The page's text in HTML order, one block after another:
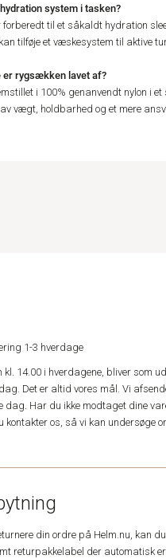
system i tasken?
til et såkaldt hydration
tilføje et væskesystem til aktive
er rygsækken lavet af?
i 100% genanvendt nylon i
vægt, holdbarhed og et mere
1-3 hverdage
kl. 14.00 i hverdagene, bliver som
Det er altid vores mål. Vi
dag. Har du ikke modtaget dine
kontakter os, så vi kan undersøge
din ordre på Helm.nu, kan
returpakkelabel der automatisk